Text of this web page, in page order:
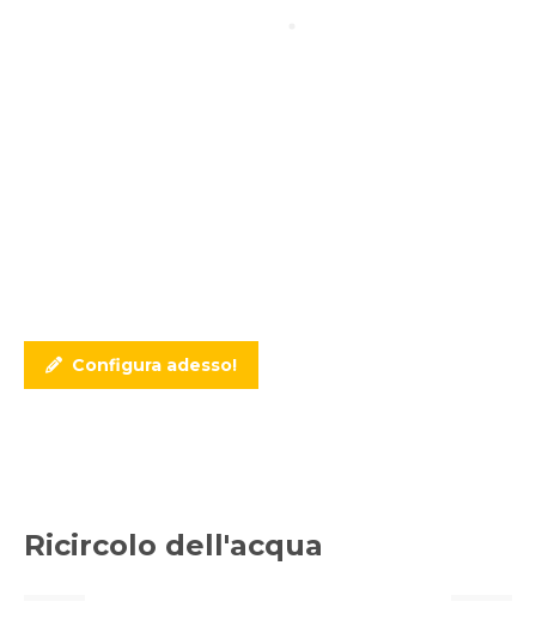
Configura adesso!
Ricircolo dell'acqua
Piscine con skimmer
Scopri di più...